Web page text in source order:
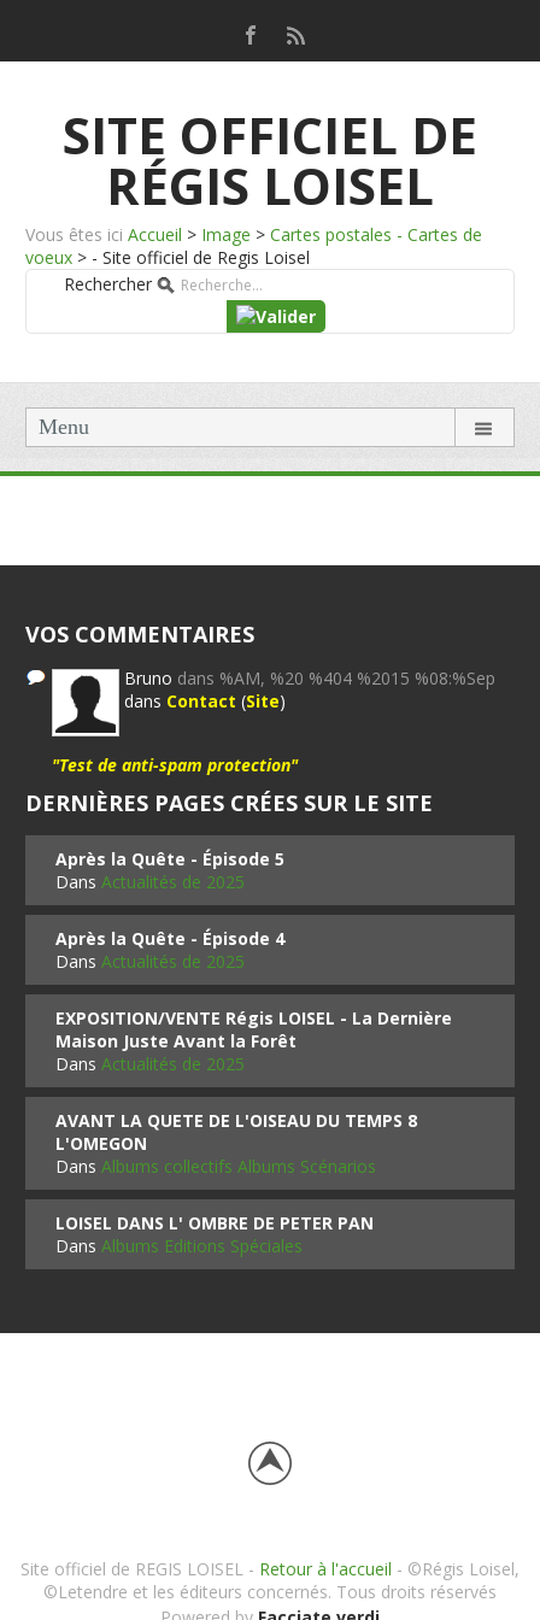
SITE OFFICIEL DE
RÉGIS LOISEL
Vous êtes ici Accueil > Image > Cartes postales - Cartes de
voeux > - Site officiel de Regis Loisel
Rechercher
Menu
VOS COMMENTAIRES
Bruno dans %AM, %20 %404 %2015 %08:%Sep
dans Contact (Site)
"Test de anti-spam protection"
DERNIÈRES PAGES CRÉES SUR LE SITE
Après la Quête - Épisode 5
DansActualités de 2025
Après la Quête - Épisode 4
DansActualités de 2025
EXPOSITION/VENTE Régis LOISEL - La Dernière
Maison Juste Avant la Forêt
DansActualités de 2025
AVANT LA QUETE DE L'OISEAU DU TEMPS 8
L'OMEGON
DansAlbums collectifs Albums Scénarios
LOISEL DANS L' OMBRE DE PETER PAN
DansAlbums Editions Spéciales
Site officiel de REGIS LOISEL - Retour à l'accueil - ©Régis Loisel,
©Letendre et les éditeurs concernés. Tous droits réservés